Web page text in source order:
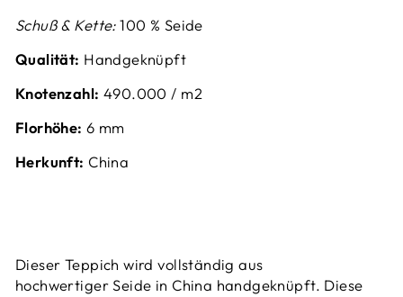
Schuß & Kette: 100 % Seide
Qualität: Handgeknüpft
Knotenzahl: 490.000 / m2
Florhöhe: 6 mm
Herkunft: China
Dieser Teppich wird vollständig aus
hochwertiger Seide in China handgeknüpft. Diese